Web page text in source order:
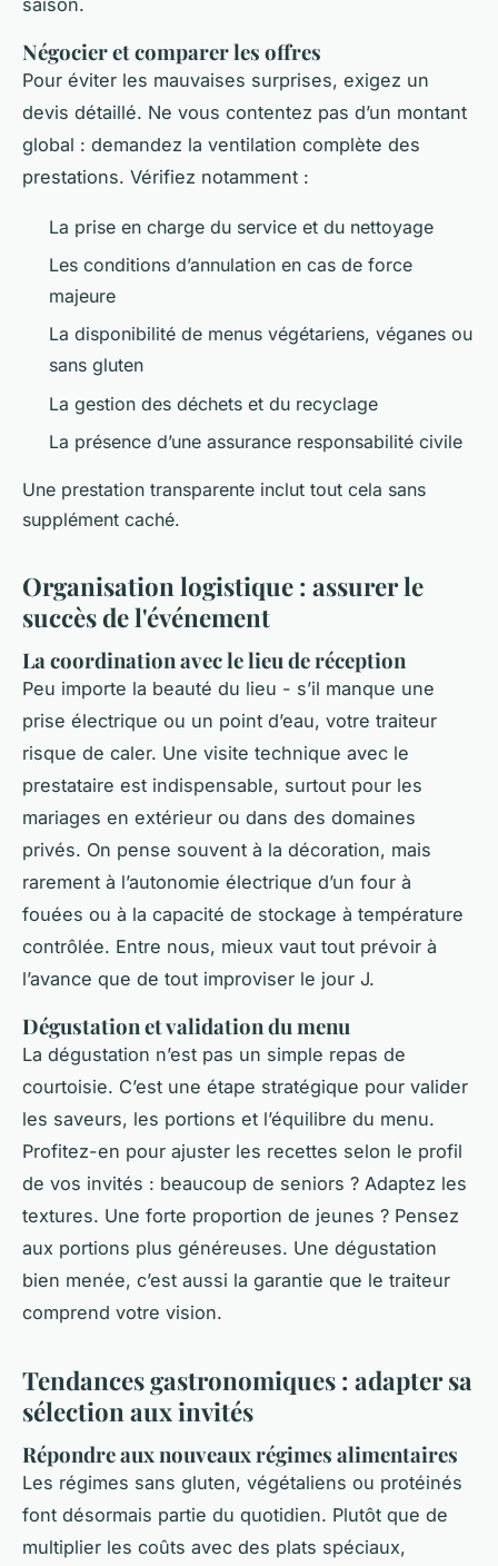
Négocier et comparer les offres
Pour éviter les mauvaises surprises, exigez un
devis détaillé. Ne vous contentez pas d’un montant
global : demandez la ventilation complète des
prestations. Vérifiez notamment :
La prise en charge du service et du nettoyage
Les conditions d’annulation en cas de force
majeure
La disponibilité de menus végétariens, véganes ou
sans gluten
La gestion des déchets et du recyclage
La présence d’une assurance responsabilité civile
Une prestation transparente inclut tout cela sans
supplément caché.
Organisation logistique : assurer le
succès de l'événement
La coordination avec le lieu de réception
Peu importe la beauté du lieu - s’il manque une
prise électrique ou un point d’eau, votre traiteur
risque de caler. Une visite technique avec le
prestataire est indispensable, surtout pour les
mariages en extérieur ou dans des domaines
privés. On pense souvent à la décoration, mais
rarement à l’autonomie électrique d’un four à
fouées ou à la capacité de stockage à température
contrôlée. Entre nous, mieux vaut tout prévoir à
l’avance que de tout improviser le jour J.
Dégustation et validation du menu
La dégustation n’est pas un simple repas de
courtoisie. C’est une étape stratégique pour valider
les saveurs, les portions et l’équilibre du menu.
Profitez-en pour ajuster les recettes selon le profil
de vos invités : beaucoup de seniors ? Adaptez les
textures. Une forte proportion de jeunes ? Pensez
aux portions plus généreuses. Une dégustation
bien menée, c’est aussi la garantie que le traiteur
comprend votre vision.
Tendances gastronomiques : adapter sa
sélection aux invités
Répondre aux nouveaux régimes alimentaires
Les régimes sans gluten, végétaliens ou protéinés
font désormais partie du quotidien. Plutôt que de
multiplier les coûts avec des plats spéciaux,